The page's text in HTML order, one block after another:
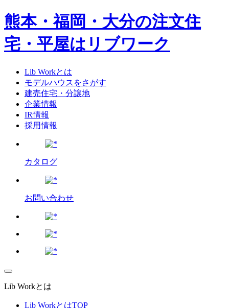
熊本・福岡・大分の注文住
宅・平屋はリブワーク
Lib Workとは
モデルハウスをさがす
建売住宅・分譲地
企業情報
IR情報
採用情報
カタログ
お問い合わせ
Lib Workとは
Lib WorkとはTOP